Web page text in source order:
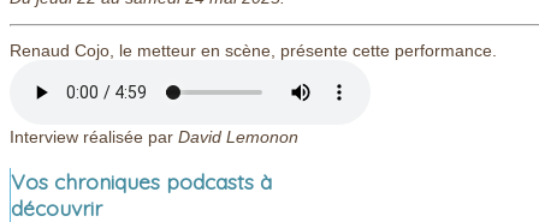
Renaud Cojo, le metteur en scène, présente cette performance.
Interview réalisée par David Lemonon
Vos chroniques podcasts à
découvrir